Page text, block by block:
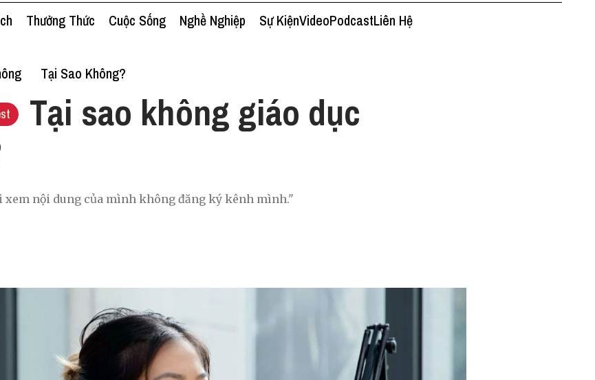
Thưởng Thức Cuộc Sống Nghề Nghiệp Sự KiệnVideoPodcastLiên Hệ
Tại Sao Không?
Tại sao không giáo dục
xem nội dung của mình không đăng ký kênh mình."